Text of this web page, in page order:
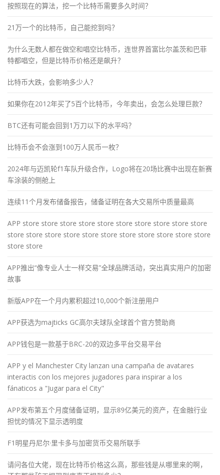
按照现在的算法，挖一个比特币需要多久时间？
21万一个的比特币，自己能挖到吗？
为什么无数人都在做空和唱空比特币，连世界首富比尔盖茨和巴菲
特都唱空，但是比特币价格还是飙升？
比特币大跌，会影响多少人？
如果你在2012年买了5百个比特币，今年卖出，会怎么处理巨款？
BTC还有可能会回到1万刀以下的水平吗？
比特币会不会涨到100万人民币一枚？
2024年与迈凯轮f1车队升级合作，Logo将在20场比赛中出现在新赛
车涂装的侧舱上
连续11个月发布储备报告，储备证明在各大交易所中质量最高
APP store store store store store store store store store store
store store store store store store store store store store store
store store
APP推出“像专业人士一样交易”全球品牌活动，突出真实用户的加密
故事
新版APP在一个月内累积超过10,000个新注册用户
APP获选为majticks GC高尔夫球队全球首个官方赞助商
APP钱包是一款基于BRC-20的双边多平台交易平台
APP y el Manchester City lanzan una campaña de avatares
interactis con los mejores jugadores para inspirar a los
fánaticos a "Jugar para el City"
APP发布第五个月度储备证明，显示89亿美元的资产，在金融行业
担忧的情况下显示透明度
F1明星丹尼尔·里卡多与加密货币交易所联手
请问各位大佬，现在比特币价格这么高，那些钱是从哪里来的啊，